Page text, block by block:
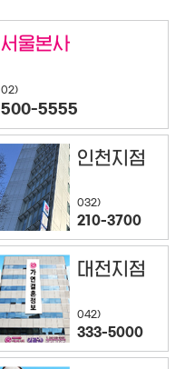
서울본사
02)
500-5555
인천지점
032)
210-3700
대전지점
042)
333-5000